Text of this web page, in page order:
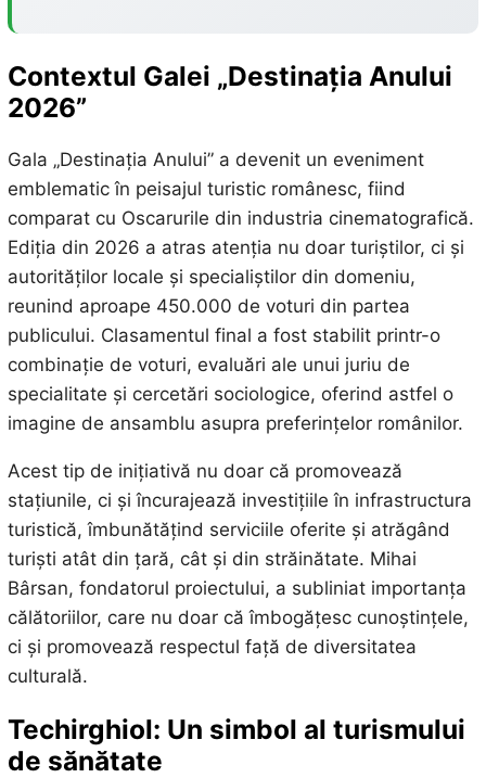
Contextul Galei „Destinația Anului
2026”
Gala „Destinația Anului” a devenit un eveniment
emblematic în peisajul turistic românesc, fiind
comparat cu Oscarurile din industria cinematografică.
Ediția din 2026 a atras atenția nu doar turiștilor, ci și
autorităților locale și specialiștilor din domeniu,
reunind aproape 450.000 de voturi din partea
publicului. Clasamentul final a fost stabilit printr-o
combinație de voturi, evaluări ale unui juriu de
specialitate și cercetări sociologice, oferind astfel o
imagine de ansamblu asupra preferințelor românilor.
Acest tip de inițiativă nu doar că promovează
stațiunile, ci și încurajează investițiile în infrastructura
turistică, îmbunătățind serviciile oferite și atrăgând
turiști atât din țară, cât și din străinătate. Mihai
Bârsan, fondatorul proiectului, a subliniat importanța
călătoriilor, care nu doar că îmbogățesc cunoștințele,
ci și promovează respectul față de diversitatea
culturală.
Techirghiol: Un simbol al turismului
de sănătate